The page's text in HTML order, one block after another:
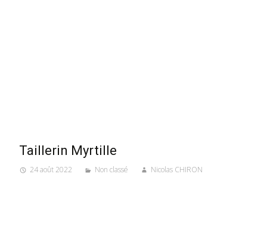
Taillerin Myrtille
24 août 2022 Non classé Nicolas CHIRON